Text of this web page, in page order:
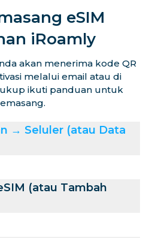
eSIM
iRoamly
akan menerima kode QR
melalui email atau di
ikuti panduan untuk
→ Seluler (atau Data
(atau Tambah